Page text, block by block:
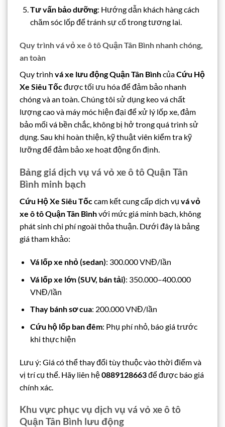
Tư vấn bảo dưỡng: Hướng dẫn khách hàng cách
chăm sóc lốp để tránh sự cố trong tương lai.
Quy trình vá vỏ xe ô tô Quận Tân Bình nhanh chóng,
an toàn
Quy trình vá xe lưu động Quận Tân BìnhcủaCứu Hộ
Xe Siêu Tốcđược tối ưu hóa để đảm bảo nhanh
chóng và an toàn. Chúng tôi sử dụng keo vá chất
lượng cao và máy móc hiện đại để xử lý lốp xe, đảm
bảo mối vá bền chắc, không bị hở trong quá trình sử
dụng. Sau khi hoàn thiện, kỹ thuật viên kiểm tra kỹ
lưỡng để đảm bảo xe hoạt động ổn định.
Bảng giá dịch vụ vá vỏ xe ô tô Quận Tân
Bình minh bạch
Cứu Hộ Xe Siêu Tốccam kết cung cấp dịch vụ vá vỏ
xe ô tô Quận Tân Bìnhvới mức giá minh bạch, không
phát sinh chi phí ngoài thỏa thuận. Dưới đây là bảng
giá tham khảo:
Vá lốp xe nhỏ (sedan): 300.000 VNĐ/lần
Vá lốp xe lớn (SUV, bán tải): 350.000–400.000
VNĐ/lần
Thay bánh sơ cua: 200.000 VNĐ/lần
Cứu hộ lốp ban đêm: Phụ phí nhỏ, báo giá trước
khi thực hiện
Lưu ý: Giá có thể thay đổi tùy thuộc vào thời điểm và
vị trí cụ thể. Hãy liên hệ0889128663để được báo giá
chính xác.
Khu vực phục vụ dịch vụ vá vỏ xe ô tô
Quận Tân Bình lưu động